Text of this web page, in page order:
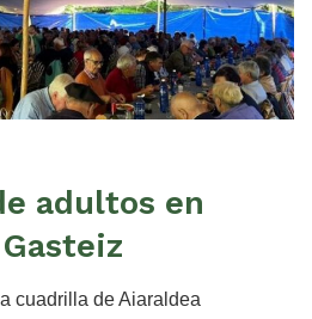
adultos en
cuadrilla de Aiaraldea